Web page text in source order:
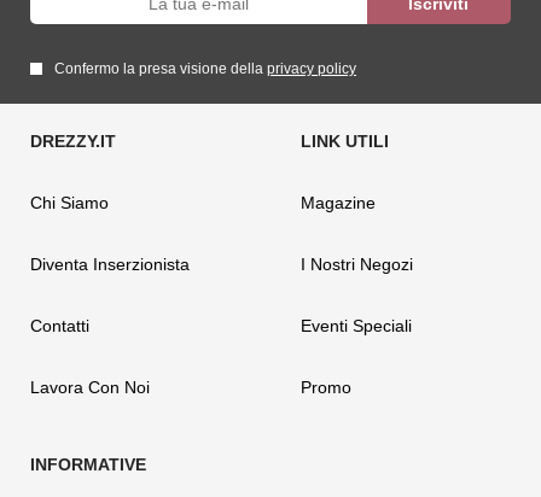
Confermo la presa visione della privacy policy
Chi Siamo
Diventa Inserzionista
Contatti
Lavora Con Noi
Magazine
I Nostri Negozi
Eventi Speciali
Promo